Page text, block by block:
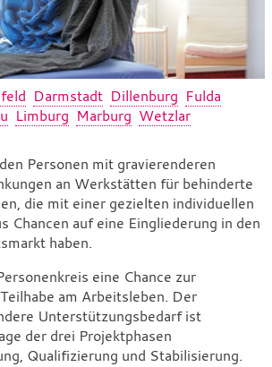
Darmstadt Dillenburg Fulda
Limburg Marburg Wetzlar
Personen mit gravierenderen
an Werkstätten für behinderte
die mit einer gezielten individuellen
Chancen auf eine Eingliederung in den
haben.
eine Chance zur
am Arbeitsleben. Der
Unterstützungsbedarf ist
der drei Projektphasen
Qualifizierung und Stabilisierung.